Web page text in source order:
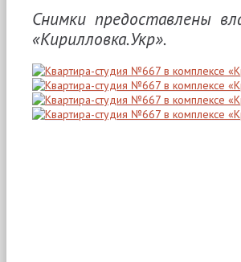
Снимки предоставлены
«Кирилловка.Укр».